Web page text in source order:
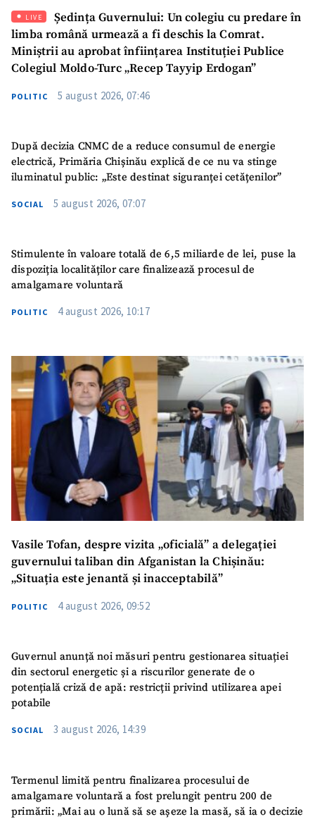
LIVE
Ședința Guvernului: Un colegiu cu predare în
limba română urmează a fi deschis la Comrat.
Miniștrii au aprobat înființarea Instituției Publice
Colegiul Moldo-Turc „Recep Tayyip Erdogan”
POLITIC 5 august 2026, 07:46
După decizia CNMC de a reduce consumul de energie
electrică, Primăria Chișinău explică de ce nu va stinge
iluminatul public: „Este destinat siguranței cetățenilor”
SOCIAL 5 august 2026, 07:07
Stimulente în valoare totală de 6,5 miliarde de lei, puse la
dispoziția localităților care finalizează procesul de
amalgamare voluntară
POLITIC 4 august 2026, 10:17
Vasile Tofan, despre vizita „oficială” a delegației
guvernului taliban din Afganistan la Chișinău:
„Situația este jenantă și inacceptabilă”
POLITIC 4 august 2026, 09:52
Guvernul anunță noi măsuri pentru gestionarea situației
din sectorul energetic și a riscurilor generate de o
potențială criză de apă: restricții privind utilizarea apei
potabile
SOCIAL 3 august 2026, 14:39
Termenul limită pentru finalizarea procesului de
amalgamare voluntară a fost prelungit pentru 200 de
primării: „Mai au o lună să se așeze la masă, să ia o decizie